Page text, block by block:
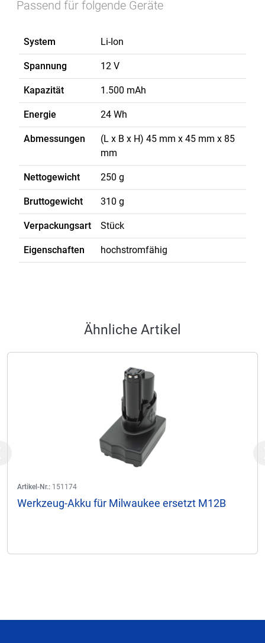
Passend für folgende Geräte
System Li-Ion
Spannung 12 V
Kapazität 1.500 mAh
Energie 24 Wh
Abmessungen
(L x B x H) 45 mm x 45 mm x 85
mm
Nettogewicht 250 g
Bruttogewicht 310 g
Verpackungsart Stück
Eigenschaften hochstromfähig
Ähnliche Artikel
Artikel-Nr.: 151174
Werkzeug-Akku für Milwaukee ersetzt M12B